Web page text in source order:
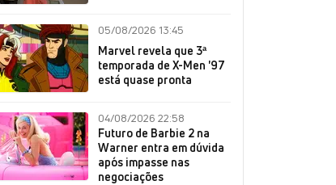
05/08/2026 13:45
Marvel revela que 3ª
temporada de X-Men '97
está quase pronta
04/08/2026 22:58
Futuro de Barbie 2 na
Warner entra em dúvida
após impasse nas
negociações